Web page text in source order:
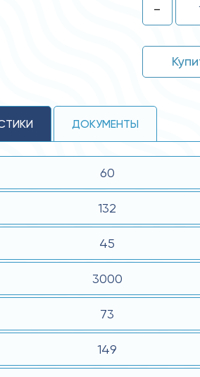
-
ДОКУМЕНТЫ
60
132
45
3000
73
149